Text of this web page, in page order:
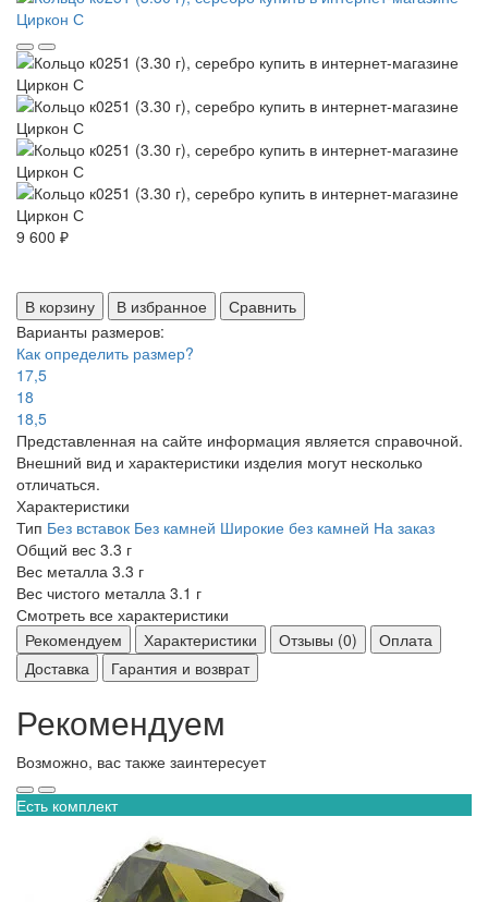
9 600 ₽
В корзину В избранное
Сравнить
Варианты размеров:
Как определить размер?
17,5
18
18,5
Представленная на сайте информация является справочной.
Внешний вид и характеристики изделия могут несколько
отличаться.
Характеристики
Тип Без вставок Без камней Широкие без камней На заказ
Общий вес 3.3 г
Вес металла 3.3 г
Вес чистого металла 3.1 г
Смотреть все характеристики
Рекомендуем
Характеристики Отзывы (0)
Оплата
Доставка
Гарантия и возврат
Рекомендуем
Возможно, вас также заинтересует
Есть комплект